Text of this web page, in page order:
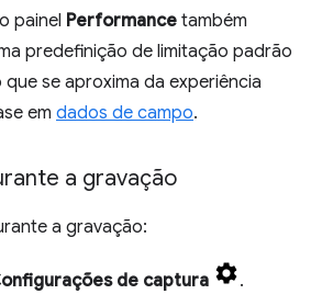
painel Performance também
predefinição de limitação padrão
se aproxima da experiência
em dados de campo.
a gravação
a gravação:
de captura
.